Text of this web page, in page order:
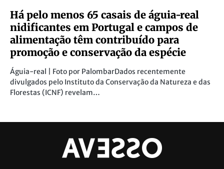
Há pelo menos 65 casais de águia-real
nidificantes em Portugal e campos de
alimentação têm contribuído para
promoção e conservação da espécie
Águia-real | Foto por PalombarDados recentemente
divulgados pelo Instituto da Conservação da Natureza e das
Florestas (ICNF) revelam…